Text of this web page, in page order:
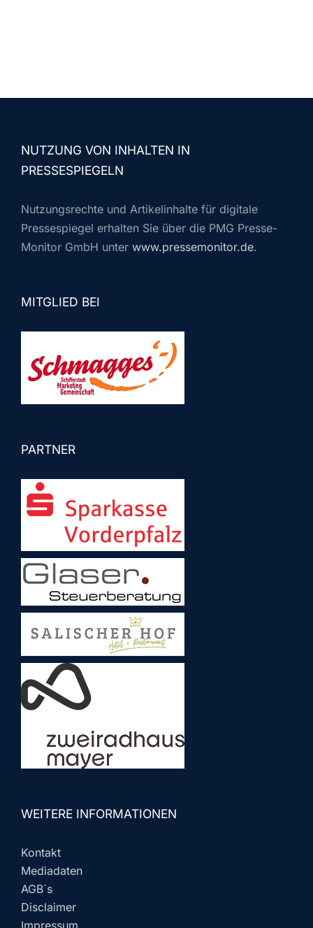
NUTZUNG VON INHALTEN IN
PRESSESPIEGELN
Nutzungsrechte und Artikelinhalte für digitale
Pressespiegel erhalten Sie über die PMG Presse-
Monitor GmbH unter www.pressemonitor.de.
MITGLIED BEI
PARTNER
WEITERE INFORMATIONEN
Kontakt
Mediadaten
AGB´s
Disclaimer
Impressum